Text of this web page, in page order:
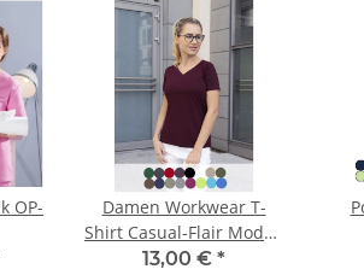
OP-
Damen Workwear T-
Shirt Casual-Flair Modell
TF5
13,00 € *